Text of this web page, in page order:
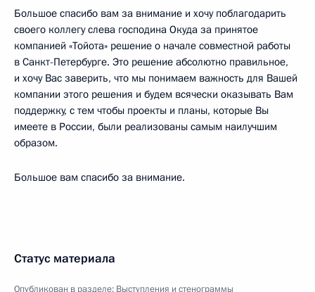
Большое спасибо вам за внимание и хочу поблагодарить
своего коллегу слева господина Окуда за принятое
компанией «Тойота» решение о начале совместной работы
в Санкт-Петербурге. Это решение абсолютно правильное,
и хочу Вас заверить, что мы понимаем важность для Вашей
компании этого решения и будем всячески оказывать Вам
поддержку, с тем чтобы проекты и планы, которые Вы
имеете в России, были реализованы самым наилучшим
образом.
Большое вам спасибо за внимание.
Статус материала
Опубликован в разделе: Выступления и стенограммы